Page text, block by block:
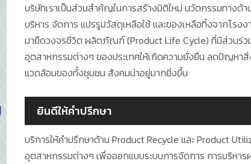
บริษัทเราเป็นส่วนสำคัญในการสร้างมิติใหม่ นวัตกรรมทางด้า
บริหาร จัดการ แปรรูปวัสดุเหลือใช้ และของเหลือทิ้งจากโรง
มายืดวงจรชีวิต ผลิตภัณฑ์ (Product Life Cycle) ที่มีส่วนร่
อุตสาหกรรมต่างๆ ของประเทศให้เกิดความยั่งยืน ลดปัญหา
แวดล้อมของทั้งชุมชน สังคมน่าอยู่มากยิ่งขึ้น
ยินดีให้คำปรึกษา
บริการให้คำปรึกษาด้าน Product Recycle และ Product
อุตสาหกรรมต่างๆ เพื่อออกแบบระบบการจัดการ การบริหา